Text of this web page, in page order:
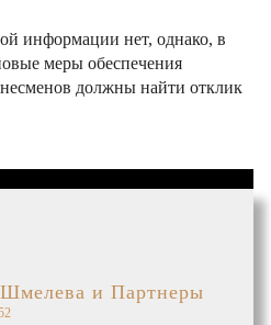
информации нет, однако, в
меры обеспечения
должны найти отклик
и Партнеры